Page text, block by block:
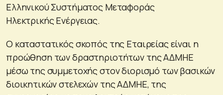
Ελληνικού Συστήματος Μεταφοράς
Ηλεκτρικής Ενέργειας.
Ο καταστατικός σκοπός της Εταιρείας είναι η
προώθηση των δραστηριοτήτων της ΑΔΜΗΕ
μέσω της συμμετοχής στον διορισμό των βασικών
διοικητικών στελεχών της ΑΔΜΗΕ, της